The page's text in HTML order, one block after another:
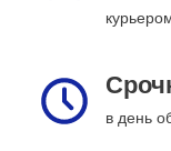
в день